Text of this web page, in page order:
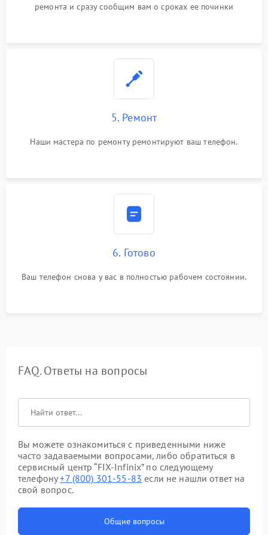
ремонта и сразу сообщим вам о сроках ее починки
5. Ремонт
Наши мастера по ремонту ремонтируют ваш телефон.
6. Готово
Ваш телефон снова у вас в полностью рабочем состоянии.
FAQ. Ответы на вопросы
Вы можете ознакомиться с приведенными ниже
часто задаваемыми вопросами, либо обратиться в
сервисный центр “FIX-Infinix” по следующему
телефону+7 (800) 301-55-83 если не нашли ответ на
свой вопрос.
Общие вопросы